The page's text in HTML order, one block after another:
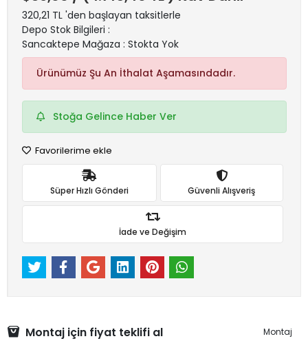
320,21 TL 'den başlayan taksitlerle
Depo Stok Bilgileri :
Sancaktepe Mağaza : Stokta Yok
Ürünümüz Şu An İthalat Aşamasındadır.
Stoğa Gelince Haber Ver
Favorilerime ekle
Süper Hızlı Gönderi Güvenli Alışveriş
İade ve Değişim
Montaj için fiyat teklifi al Montaj